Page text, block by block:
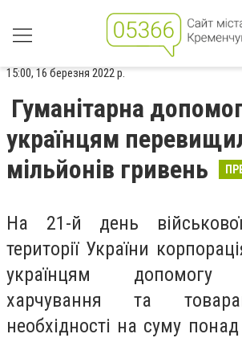
15:00, 16 березня 2022 р.
Гуманітарна
українцям
мільйонів гривень
На 21-й день
території України
українцям допомогу
харчування та
необхідності на суму